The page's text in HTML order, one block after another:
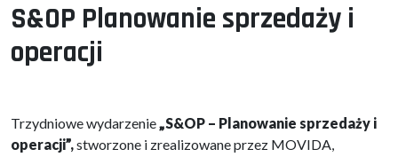
S&OP Planowanie sprzedaży i
operacji
Trzydniowe wydarzenie„S&OP – Planowanie sprzedaży i
operacji”,stworzone i zrealizowane przez MOVIDA,